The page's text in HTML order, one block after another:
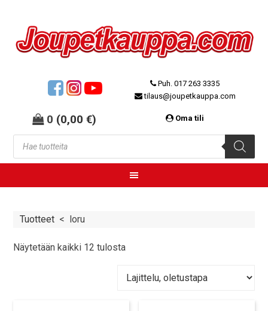
0 (0,00€)
Puh. 017 263 3335
tilaus@joupetkauppa.com
Oma tili
Tuotteet < loru
Näytetään kaikki 12 tulosta